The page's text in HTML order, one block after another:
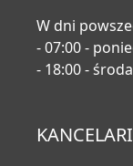
W dni
- 07:00 -
- 18:00 -